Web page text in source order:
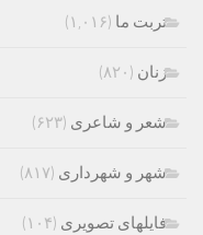
تربت ما (۱,۰۱۶)
زنان (۸۲۰)
شعر و شاعری (۶۲۳)
شهر و شهرداری (۸۱۷)
فایلهای تصویری (۱۰۴)